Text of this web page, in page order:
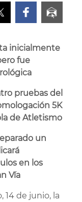
inicialmente
fue
pruebas del
5K
de Atletismo
un
en los
Vía
14 de junio, la